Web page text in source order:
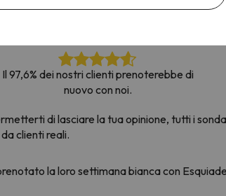
Il 97,6% dei nostri clienti prenoterebbe di
nuovo con noi.
di lasciare la tua opinione, tutti i
clienti reali.
la loro settimana bianca con